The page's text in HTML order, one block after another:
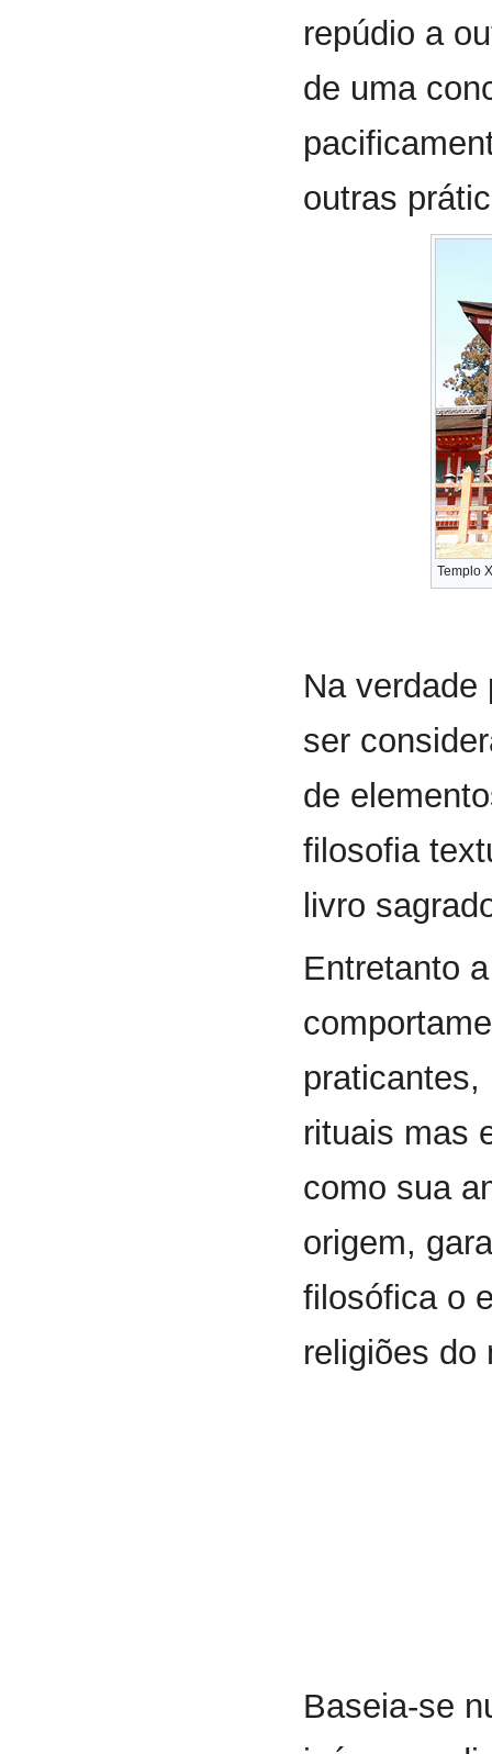
repúdio a
de uma
outras
Templo
Na verdade
ser
de
filosofia
livro
Entretanto
rituais mas
como sua
origem,
filosófica o
religiões do
Baseia-se